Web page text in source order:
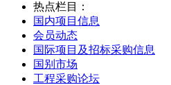
热点栏目：
国内项目信息
会员动态
国际项目及招标采购信息
国别市场
工程采购论坛